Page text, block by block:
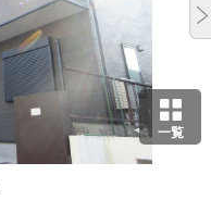
一覧